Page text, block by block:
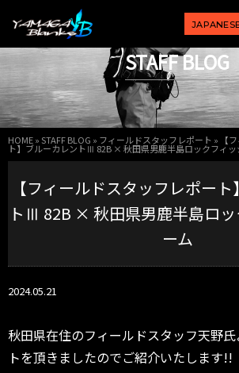
STAFF BLOG
HOME»STAFF BLOG » フィールドスタッフレポート » 【
ト】ブルーカレントⅢ 82B × 秋田県男鹿半島ロックフィッ
【フィールドスタッフレポー
トⅢ 82B × 秋田県男鹿半島ロ
ーム
2024.05.21
秋田県在住のフィールドスタッフ天野
トを頂きましたのでご紹介いたします!!